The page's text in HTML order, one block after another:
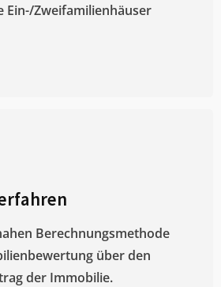
Ein-/Zweifamilienhäuser
Berechnungsmethode
über den
der Immobilie.